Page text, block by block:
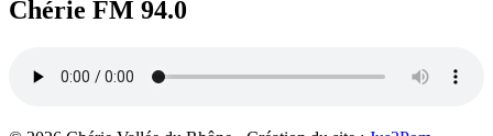
Chérie FM 94.0